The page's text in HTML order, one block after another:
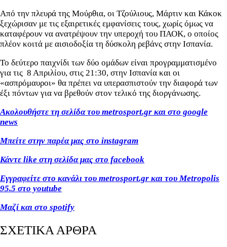
Από την πλευρά της Μούρθια, οι Τζούλιους, Μάρτιν και Κάκοκ
ξεχώρισαν με τις εξαιρετικές εμφανίσεις τους, χωρίς όμως να
καταφέρουν να ανατρέψουν την υπεροχή του ΠΑΟΚ, ο οποίος
πλέον κοιτά με αισιοδοξία τη δύσκολη ρεβάνς στην Ισπανία.
Το δεύτερο παιχνίδι των δύο ομάδων είναι προγραμματισμένο
για τις 8 Απριλίου, στις 21:30, στην Ισπανία και οι
«ασπρόμαυροι» θα πρέπει να υπερασπιστούν την διαφορά των
έξι πόντων για να βρεθούν στον τελικό της διοργάνωσης.
Ακολουθήστε τη σελίδα του metrosport.gr και στο google
news
Μπείτε στην παρέα μας στο instagram
Κάντε like στη σελίδα μας στο facebook
Εγγραφείτε στο κανάλι του metrosport.gr και του Metropolis
95.5 στο youtube
Μαζί και στο spotify
ΣΧΕΤΙΚΑ ΑΡΘΡΑ